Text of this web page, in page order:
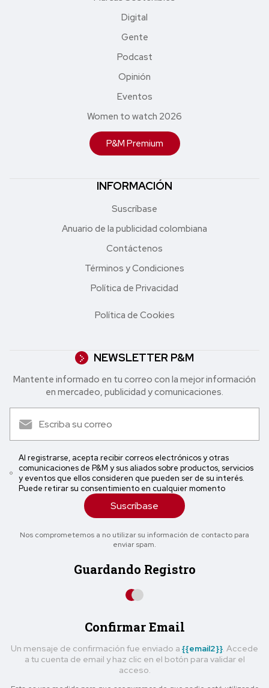
Digital
Gente
Podcast
Opinión
Eventos
Women to watch 2026
P&M Premium
INFORMACIÓN
Suscríbase
Anuario de la publicidad colombiana
Contáctenos
Términos y Condiciones
Política de Privacidad
Política de Cookies
NEWSLETTER P&M
Mantente informado en tu correo con la mejor in formación
en mercadeo, publicidad y comunicaciones.
Al registrarse, acepta recibir correos electrónicos y otras
comunicaciones de P&M y sus aliados sobre productos, servicios
y eventos que ellos consideren que pueden ser de su interés.
Puede retirar su consentimiento en cualquier momento
Suscríbase
Nos comprometemos a no utilizar su información de contacto para
enviar spam.
Guardando Registro
Confirmar Email
Un mensaje de confirmación fue enviado a {{email2}} . Accede
a tu cuenta de email y haz clic en el botón para validar el
acceso.